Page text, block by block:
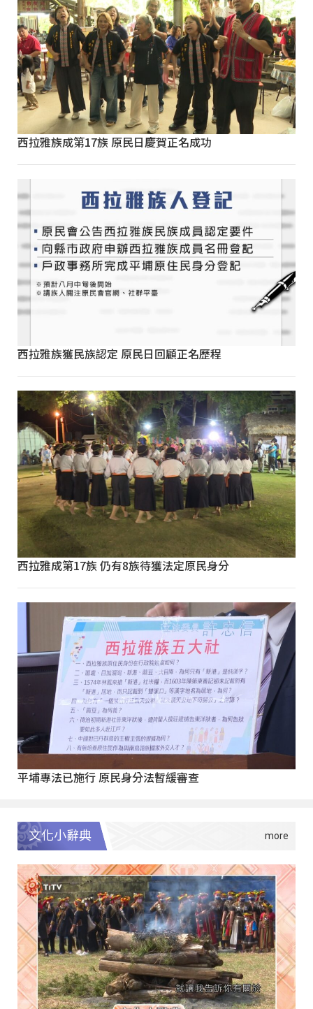
西拉雅族成第17族 原民日慶賀正名成功
西拉雅族獲民族認定 原民日回顧正名歷程
西拉雅成第17族 仍有8族待獲法定原民身分
平埔專法已施行 原民身分法暫緩審查
文化小辭典